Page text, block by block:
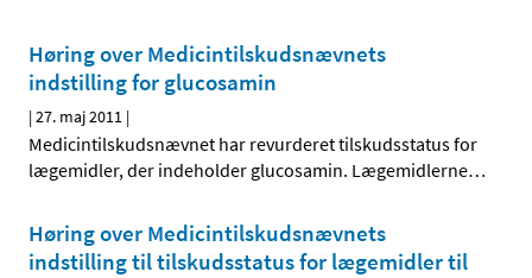
Høring over Medicintilskudsnævnets
indstilling for glucosamin
|27. maj 2011 |
Medicintilskudsnævnet har revurderet tilskudsstatus for
lægemidler, der indeholder glucosamin. Lægemidlerne…
Høring over Medicintilskudsnævnets
indstilling til tilskudsstatus for lægemidler til